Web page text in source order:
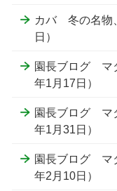
カバ 冬の名物
日）
園長ブログ マ
年1月17日）
園長ブログ マ
年1月31日）
園長ブログ マ
年2月10日）